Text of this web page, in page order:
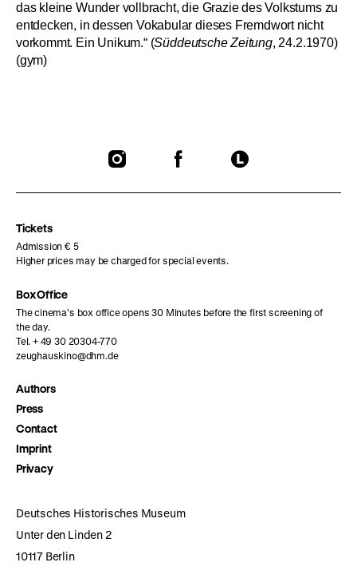
das kleine Wunder vollbracht, die Grazie des Volkstums zu
entdecken, in dessen Vokabular dieses Fremdwort nicht
vorkommt. Ein Unikum.“ (Süddeutsche Zeitung, 24.2.1970)
(gym)
To
To
To
Tickets
Admission € 5
Higher prices may be charged for special events.
Box Office
The cinema’s box office opens 30 Minutes before the first screening of
the day.
Tel. + 49 30 20304-770
zeughauskino@dhm.de
Authors
Press
Contact
Imprint
Privacy
Deutsches Historisches Museum
Unter den Linden 2
10117 Berlin